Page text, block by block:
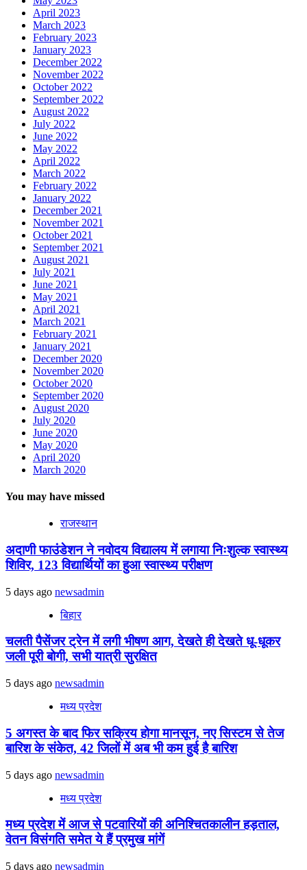
April 2023
March 2023
February 2023
January 2023
December 2022
November 2022
October 2022
September 2022
August 2022
July 2022
June 2022
May 2022
April 2022
March 2022
February 2022
January 2022
December 2021
November 2021
October 2021
September 2021
August 2021
July 2021
June 2021
May 2021
April 2021
March 2021
February 2021
January 2021
December 2020
November 2020
October 2020
September 2020
August 2020
July 2020
June 2020
May 2020
April 2020
March 2020
You may have missed
राजस्थान
अदाणी फाउंडेशन ने नवोदय विद्यालय में लगाया निःशुल्क स्वास्थ्य
शिविर, 123 विद्यार्थियों का हुआ स्वास्थ्य परीक्षण
5 days ago newsadmin
बिहार
चलती पैसेंजर ट्रेन में लगी भीषण आग, देखते ही देखते धू-धूकर
जली पूरी बोगी, सभी यात्री सुरक्षित
5 days ago newsadmin
मध्य प्रदेश
5 अगस्त के बाद फिर सक्रिय होगा मानसून, नए सिस्टम से तेज
बारिश के संकेत, 42 जिलों में अब भी कम हुई है बारिश
5 days ago newsadmin
मध्य प्रदेश
मध्य प्रदेश में आज से पटवारियों की अनिश्चितकालीन हड़ताल,
वेतन विसंगति समेत ये हैं प्रमुख मांगें
5 days ago newsadmin